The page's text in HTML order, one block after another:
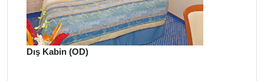
Dış Kabin (OD)